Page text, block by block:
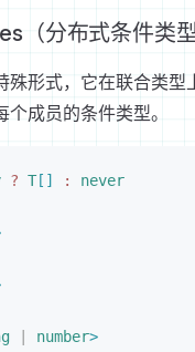
（分布式条件类
殊形式，它在联合类型
成员的条件类型。
? T[ ] : never
| number>